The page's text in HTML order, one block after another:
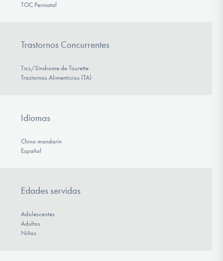
TOC Perinatal
Trastornos Concurrentes
Tics/Síndrome de Tourette
Trastornos Alimenticios (TA)
Idiomas
Chino mandarín
Español
Edades servidas
Adolescentes
Adultos
Niños